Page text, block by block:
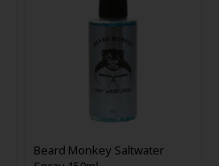
Beard Monkey Saltwater